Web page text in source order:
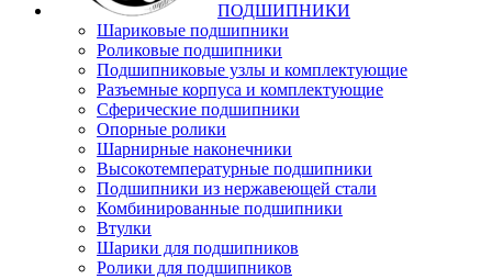
ПОДШИПНИКИ
Шариковые подшипники
Роликовые подшипники
Подшипниковые узлы и комплектующие
Разъемные корпуса и комплектующие
Сферические подшипники
Опорные ролики
Шарнирные наконечники
Высокотемпературные подшипники
Подшипники из нержавеющей стали
Комбинированные подшипники
Втулки
Шарики для подшипников
Ролики для подшипников